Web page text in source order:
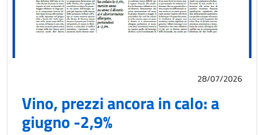
28/07/2026
Vino, prezzi ancora in calo: a
giugno -2,9%